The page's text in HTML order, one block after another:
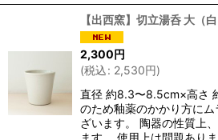
【出西窯】切立湯呑 大（白
2,300円
(税込: 2,530円)
直径 約8.3〜8.5cm×高さ
のため釉薬のかかり方に
ざいます。 陶器の性質上